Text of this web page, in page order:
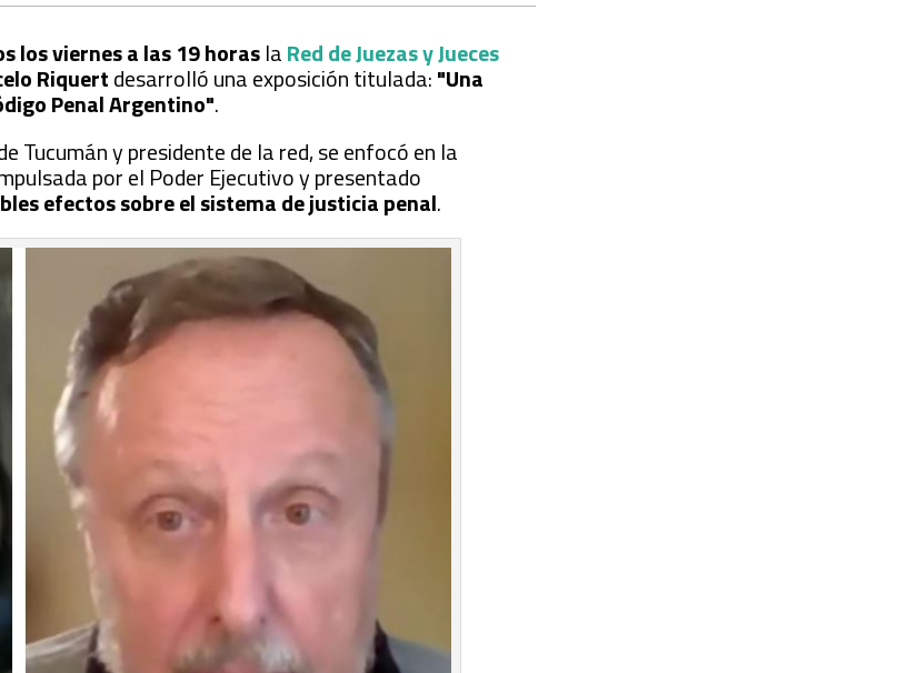
los viernes a las 19 horaslaRed de Juezas y Jueces
Riquertdesarrolló una exposición titulada:"Una
Penal Argentino".
Tucumán y presidente de la red, se enfocó en la
por el Poder Ejecutivo y presentado
efectos sobre el sistema de justicia penal.